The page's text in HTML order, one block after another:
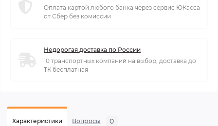
Оплата картой любого банка через сервис ЮКасса
от Сбер без комиссии
Недорогая доставка по России
10 транспортных компаний на выбор, доставка до
ТК бесплатная
Характеристики Вопросы 0